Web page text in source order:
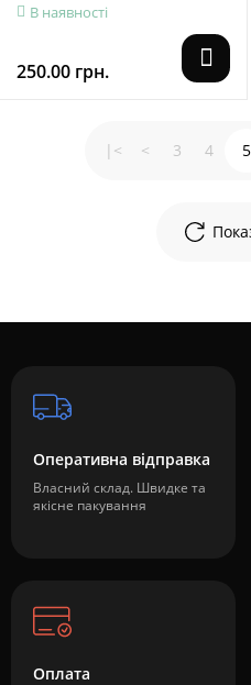
В наявності
250.00 грн.
|< < 3 4 5
Оперативна відправка
Власний склад. Швидке та
якісне пакування
Оплата